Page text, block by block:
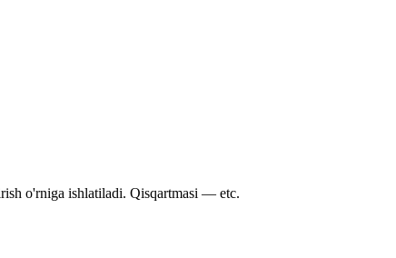
o'rniga ishlatiladi. Qisqartmasi — etc.